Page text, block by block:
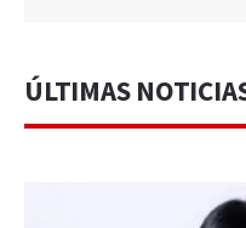
ÚLTIMAS